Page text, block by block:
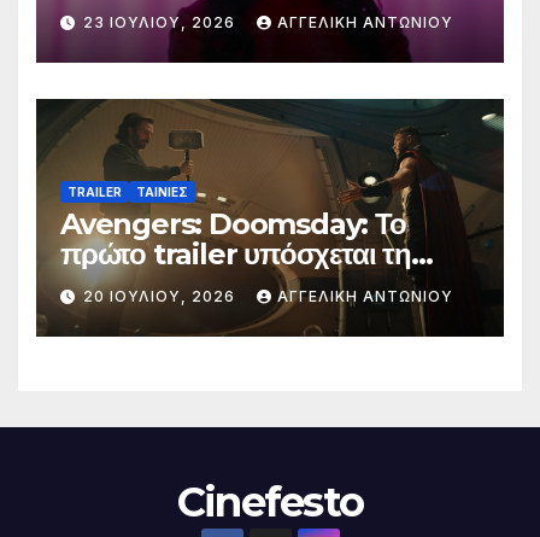
23 ΙΟΥΛΊΟΥ, 2026 ΑΓΓΕΛΙΚΉ ΑΝΤΩΝΊΟΥ
TRAILER ΤΑΙΝΙΕΣ
Avengers: Doomsday: Το
πρώτο trailer υπόσχεται τη
μεγαλύτερη μάχη στην ιστορία
της Marvel
20 ΙΟΥΛΊΟΥ, 2026 ΑΓΓΕΛΙΚΉ ΑΝΤΩΝΊΟΥ
Cinefesto